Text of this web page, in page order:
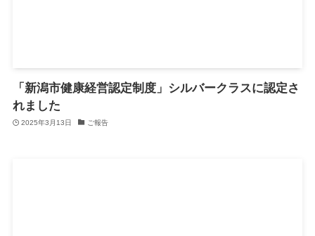
「新潟市健康経営認定制度」シルバークラスに認定さ
れました
2025年3月13日 ご報告